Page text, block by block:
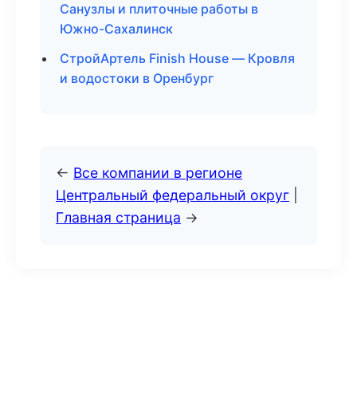
Санузлы и плиточные работы в
Южно-Сахалинск
СтройАртель Finish House — Кровля
и водостоки в Оренбург
← Все компании в регионе
Центральный федеральный округ
Главная страница →